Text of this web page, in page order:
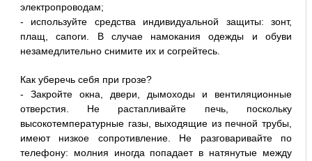
электропроводам;
- используйте средства индивидуальной защиты: зонт,
плащ, сапоги. В случае намокания одежды и обуви
незамедлительно снимите их и согрейтесь.
Как уберечь себя при грозе?
- Закройте окна, двери, дымоходы и вентиляционные
отверстия. Не растапливайте печь, поскольку
высокотемпературные газы, выходящие из печной трубы,
имеют низкое сопротивление. Не разговаривайте по
телефону: молния иногда попадает в натянутые между